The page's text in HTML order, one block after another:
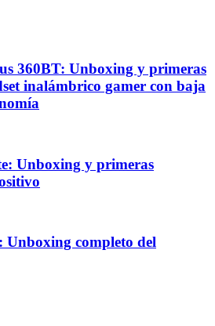
360BT: Unboxing y primeras
inalámbrico gamer con baja
Unboxing y primeras
completo del